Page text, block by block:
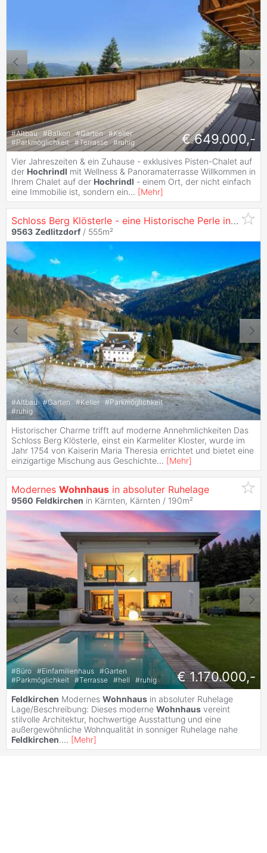
#Altbau #Balkon #Garten #Keller
#Parkmöglichkeit #Terrasse #ruhig € 649.000,-
Vier Jahreszeiten & ein Zuhause - exklusives Pisten-Chalet auf
der Hochrindl mit Wellness & Panoramaterrasse Willkommen in
Ihrem Chalet auf der Hochrindl - einem Ort, der nicht einfach
eine Immobilie ist, sondern ein... [Mehr]
Schloss Berg Klösterle - eine Historische Perle in den Nockbergen
9563 Zedlitzdorf / 555m²
#Altbau #Garten #Keller #Parkmöglichkeit
#ruhig
Historischer Charme trifft auf moderne Annehmlichkeiten Das
Schloss Berg Klösterle, einst ein Karmeliter Kloster, wurde im
Jahr 1754 von Kaiserin Maria Theresia errichtet und bietet eine
einzigartige Mischung aus Geschichte... [Mehr]
Modernes Wohnhaus in absoluter Ruhelage
9560 Feldkirchen in Kärnten, Kärnten / 190m²
#Büro #Einfamilienhaus #Garten
#Parkmöglichkeit #Terrasse #hell #ruhig € 1.170.000,-
Feldkirchen Modernes Wohnhaus in absoluter Ruhelage
Lage/Beschreibung: Dieses moderne Wohnhaus vereint
stilvolle Architektur, hochwertige Ausstattung und eine
außergewöhnliche Wohnqualität in sonniger Ruhelage nahe
Feldkirchen.... [Mehr]